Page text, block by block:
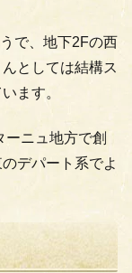
で、地下2Fの西
としては結構ス
ます。
ーニュ地方で創
デパート系でよ